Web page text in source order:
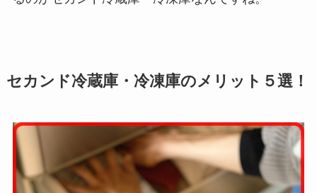
セカンド冷蔵庫・冷凍庫のメリット５選！